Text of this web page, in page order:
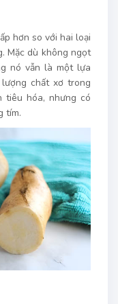
hơn so với hai loại
Mặc dù không ngọt
nó vẫn là một lựa
chất xơ trong
tiêu hóa, nhưng có
tím.